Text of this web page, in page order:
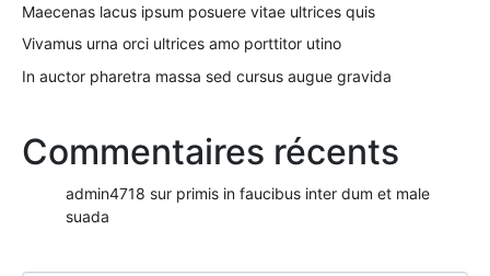
Maecenas lacus ipsum posuere vitae ultrices quis
Vivamus urna orci ultrices amo porttitor utino
In auctor pharetra massa sed cursus augue gravida
Commentaires récents
admin4718 sur primis in faucibus inter dum et male
suada